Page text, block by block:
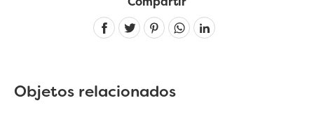
Linkedin
Objetos relacionados